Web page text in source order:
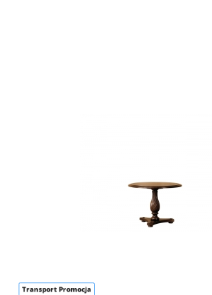
Transport Promocja